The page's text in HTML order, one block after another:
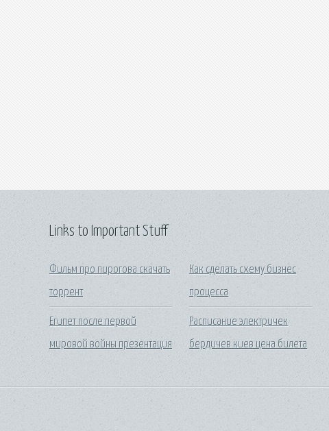
Links to Important Stuff
Фильм про пирогова скачать
торрент
Египет после первой
мировой войны презентация
Как сделать схему бизнес
процесса
Расписание электричек
бердичев киев цена билета